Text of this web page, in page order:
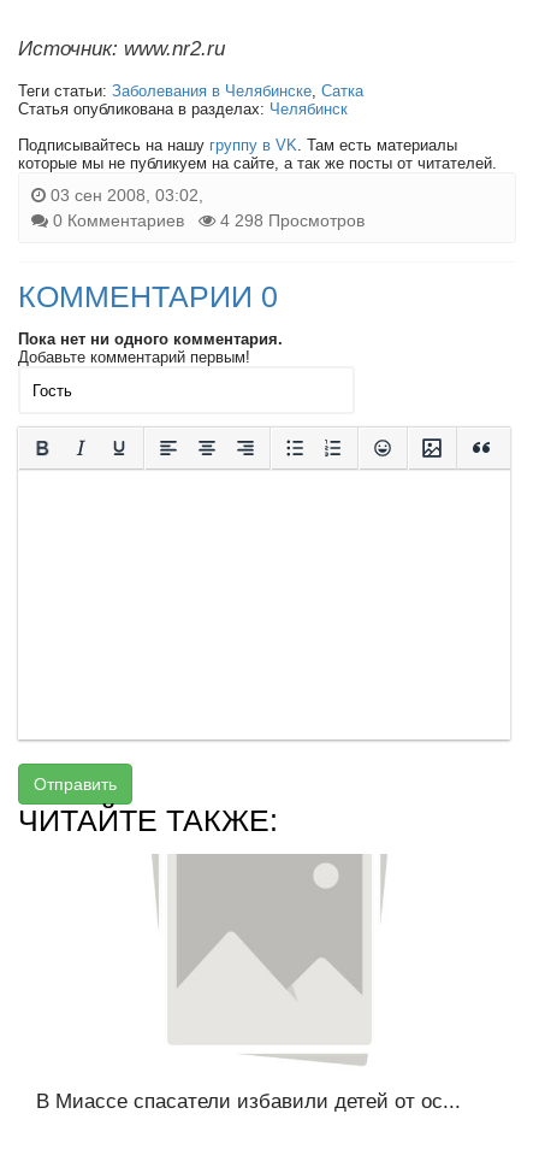
Источник: www.nr2.ru
Теги статьи: Заболевания в Челябинске, Сатка
Статья опубликована в разделах: Челябинск
Подписывайтесь на нашу группу в VK. Там есть материалы
которые мы не публикуем на сайте, а так же посты от читателей.
03 сен 2008, 03:02,
0 Комментариев
4 298 Просмотров
КОММЕНТАРИИ 0
Пока нет ни одного комментария.
Добавьте комментарий первым!
Отправить
ЧИТАЙТЕ ТАКЖЕ:
В Миассе спасатели избавили детей от ос...